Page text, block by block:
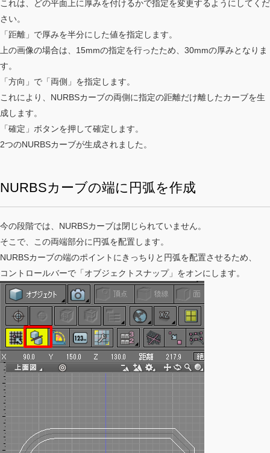
これは、どの平面上に厚みを付けるかで指定を変更するようにしてくだ
さい。
「距離」で厚みを半分にした値を指定します。
上の画像の場合は、15mmの指定を行ったため、30mmの厚みとなりま
す。
「方向」で「両側」を指定します。
これにより、NURBSカーブの両側に指定の距離だけ離したカーブを生
成します。
「確定」ボタンを押して確定します。
2つのNURBSカーブが生成されました。
NURBSカーブの端に円弧を作成
今の段階では、NURBSカーブは閉じられていません。
そこで、この両端部分に円弧を配置します。
NURBSカーブの端のポイントにきっちりと円弧を配置させるため、
コントロールバーで「オブジェクトスナップ」をオンにします。